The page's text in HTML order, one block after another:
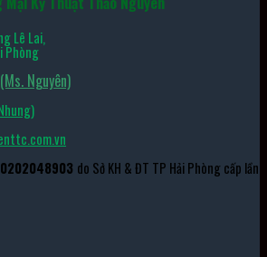
Lê Lai,
Phòng
Nguyên)
0202048903 do Sở KH & ĐT TP Hải Phòng cấp lần